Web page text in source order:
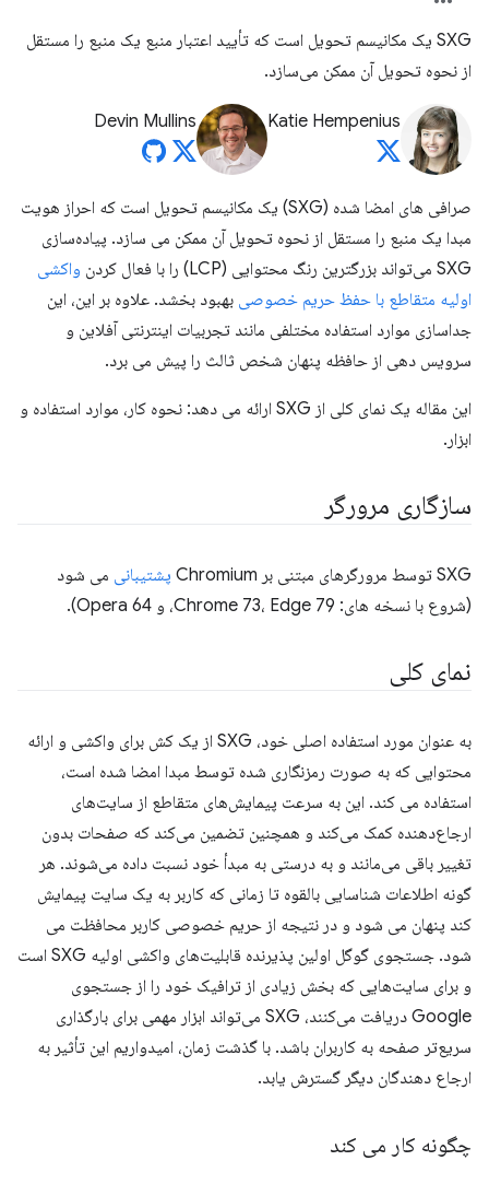
SXG یک مکانیسم تحویل است که تأیید اعتبار منبع یک منبع را مستقل
از نحوه تحویل آن ممکن می‌سازد.
Katie Hempenius
Devin Mullins
صرافی های امضا شده (SXG) یک مکانیسم تحویل است که احراز هویت
مبدا یک منبع را مستقل از نحوه تحویل آن ممکن می سازد. پیاده‌سازی
SXG می‌تواند بزرگترین رنگ محتوایی (LCP) را با فعال کردن
واکشی
اولیه متقاطع با حفظ حریم خصوصی بهبود بخشد. علاوه بر این، این
جداسازی موارد استفاده مختلفی مانند تجربیات اینترنتی آفلاین و
سرویس دهی از حافظه پنهان شخص ثالث را پیش می برد.
این مقاله یک نمای کلی از SXG ارائه می دهد: نحوه کار، موارد استفاده و
ابزار.
سازگاری مرورگر
SXG توسط مرورگرهای مبتنی بر Chromium پشتیبانی می شود
(شروع با نسخه های: Chrome 73، Edge 79، و Opera 64).
نمای کلی
به عنوان مورد استفاده اصلی خود، SXG از یک کش برای واکشی و ارائه
محتوایی که به صورت رمزنگاری شده توسط مبدا امضا شده است،
استفاده می کند. این به سرعت پیمایش‌های متقاطع از سایت‌های
ارجاع‌دهنده کمک می‌کند و همچنین تضمین می‌کند که صفحات بدون
تغییر باقی می‌مانند و به درستی به مبدأ خود نسبت داده می‌شوند. هر
گونه اطلاعات شناسایی بالقوه تا زمانی که کاربر به یک سایت پیمایش
کند پنهان می شود و در نتیجه از حریم خصوصی کاربر محافظت می
شود. جستجوی گوگل اولین پذیرنده قابلیت‌های واکشی اولیه SXG است
و برای سایت‌هایی که بخش زیادی از ترافیک خود را از جستجوی
Google دریافت می‌کنند، SXG می‌تواند ابزار مهمی برای بارگذاری
سریع‌تر صفحه به کاربران باشد. با گذشت زمان، امیدواریم این تأثیر به
ارجاع دهندگان دیگر گسترش یابد.
چگونه کار می کند